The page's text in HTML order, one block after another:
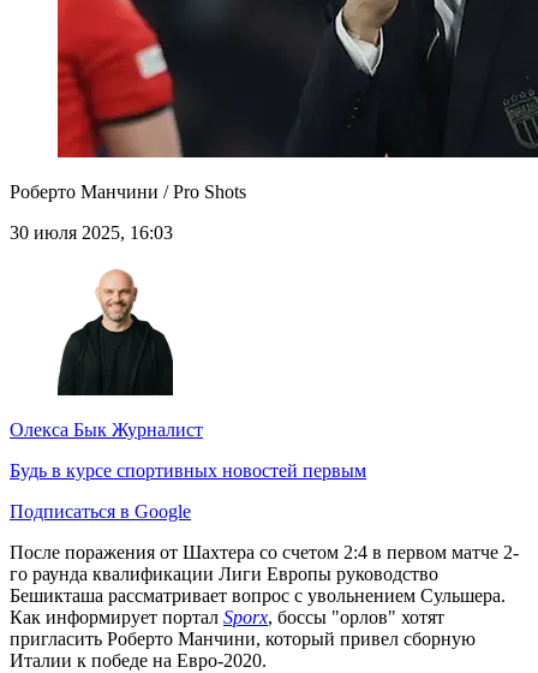
Роберто Манчини / Pro Shots
30 июля 2025, 16:03
Олекса Бык Журналист
Будь в курсе спортивных новостей первым
Подписаться в Google
После поражения от Шахтера со счетом 2:4 в первом матче 2-
го раунда квалификации Лиги Европы руководство
Бешикташа рассматривает вопрос с увольнением Сульшера.
Как информирует портал Sporx, боссы "орлов" хотят
пригласить Роберто Манчини, который привел сборную
Италии к победе на Евро-2020.